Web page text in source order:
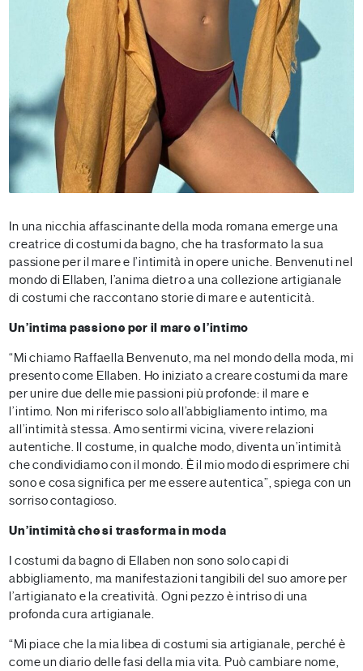
In una nicchia affascinante della moda romana emerge una
creatrice di costumi da bagno, che ha trasformato la sua
passione per il mare e l’intimità in opere uniche. Benvenuti nel
mondo di Ellaben, l’anima dietro a una collezione artigianale
di costumi che raccontano storie di mare e autenticità.
Un’intima passione per il mare e l’intimo
“Mi chiamo Raffaella Benvenuto, ma nel mondo della moda, mi
presento come Ellaben. Ho iniziato a creare costumi da mare
per unire due delle mie passioni più profonde: il mare e
l’intimo. Non mi riferisco solo all’abbigliamento intimo, ma
all’intimità stessa. Amo sentirmi vicina, vivere relazioni
autentiche. Il costume, in qualche modo, diventa un’intimità
che condividiamo con il mondo. È il mio modo di esprimere chi
sono e cosa significa per me essere autentica”, spiega con un
sorriso contagioso.
Un’intimità che si trasforma in moda
I costumi da bagno di Ellaben non sono solo capi di
abbigliamento, ma manifestazioni tangibili del suo amore per
l’artigianato e la creatività. Ogni pezzo è intriso di una
profonda cura artigianale.
“Mi piace che la mia libea di costumi sia artigianale, perché è
come un diario delle fasi della mia vita. Può cambiare nome,